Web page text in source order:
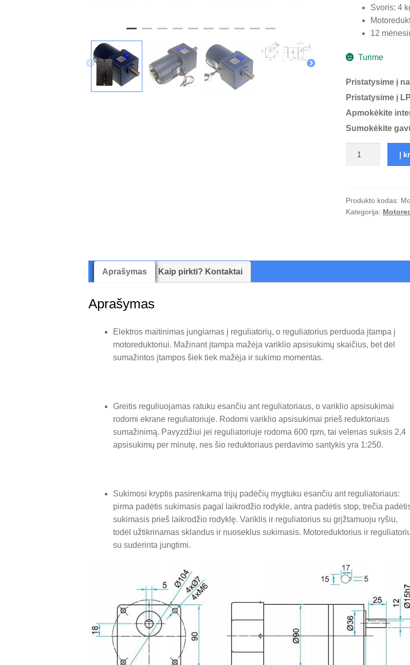
Svoris: 4
12
Turime
Pristatysime į
Pristatysime į
Apmokėkite
Sumokėkite
W
su
Į
Produkto kodas:
Kategorija:
Aprašymas Kaip pirkti? Kontaktai
Aprašymas
Elektros maitinimas jungiamas į reguliatorių, o reguliatorius perduoda įtampa į
motoreduktoriui. Mažinant įtampa mažėja variklio apsisukimų skaičius, bet dėl
sumažintos įtampos šiek tiek mažėja ir sukimo momentas.
Greitis reguliuojamas ratuku esančiu ant reguliatoriaus, o variklio apsisukimai
rodomi ekrane reguliatoriuje. Rodomi variklio apsisukimai prieš reduktoriaus
sumažinimą. Pavyzdžiui jei reguliatoriuje rodoma 600 rpm, tai velenas suksis 2,4
apsisukimų per minutę, nes šio reduktoriaus perdavimo santykis yra 1:250.
Sukimosi kryptis pasirenkama trijų padėčių mygtuku esančiu ant reguliatoriaus:
pirma padėtis sukimasis pagal laikrodžio rodykle, antra padėtis stop, trečia
sukimasis prieš laikrodžio rodyklę. Variklis ir reguliatorius su grįžtamuoju ryšiu,
todėl užtikrinamas sklandus ir nuoseklus sukimasis. Motoreduktorius ir
su suderinta jungtimi.